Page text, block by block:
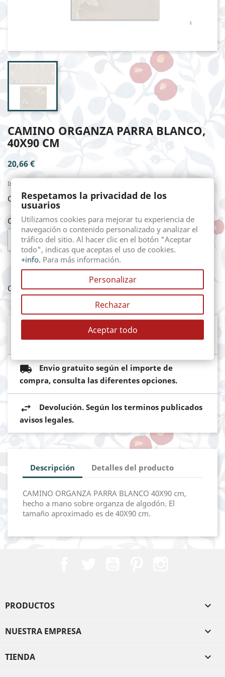
CAMINO ORGANZA PARRA BLANCO,
40X90 CM
20,66 €
Impuestos incluidos
CAMINO ORGANZA PARRA BLANCO, 40X90 cm
Cantidad
 AÑADIR AL CARRITO
Compartir
Mediante pasarela de pago segura del
Banco Sabadell
Envio gratuito según el importe de
compra, consulta las diferentes opciones.
Devolución. Según los terminos publicados
avisos legales.
Descripción Detalles del producto
CAMINO ORGANZA PARRA BLANCO 40X90 cm,
hecho a mano sobre organza de algodón. El
tamaño aproximado es de 40X90 cm.
PRODUCTOS 
NUESTRA EMPRESA 
TIENDA 
Respetamos la privacidad de los
usuarios
Utilizamos cookies para mejorar tu experiencia de
navegación o contenido personalizado y analizar el
tráfico del sitio. Al hacer clic en el botón "Aceptar
todo", indicas que aceptas el uso de cookies.
+info. Para más información.
Personalizar
Rechazar
Aceptar todo